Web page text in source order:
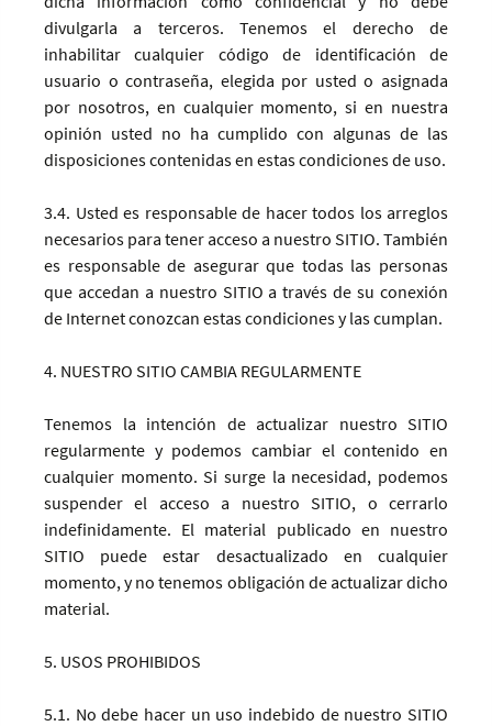
divulgarla a terceros. Tenemos el derecho de
inhabilitar cualquier código de identificación de
usuario o contraseña, elegida por usted o asignada
por nosotros, en cualquier momento, si en nuestra
opinión usted no ha cumplido con algunas de las
disposiciones contenidas en estas condiciones de uso.
3.4. Usted es responsable de hacer todos los arreglos
necesarios para tener acceso a nuestro SITIO. También
es responsable de asegurar que todas las personas
que accedan a nuestro SITIO a través de su conexión
de Internet conozcan estas condiciones y las cumplan.
4. NUESTRO SITIO CAMBIA REGULARMENTE
Tenemos la intención de actualizar nuestro SITIO
regularmente y podemos cambiar el contenido en
cualquier momento. Si surge la necesidad, podemos
suspender el acceso a nuestro SITIO, o cerrarlo
indefinidamente. El material publicado en nuestro
SITIO puede estar desactualizado en cualquier
momento, y no tenemos obligación de actualizar dicho
material.
5. USOS PROHIBIDOS
5.1. No debe hacer un uso indebido de nuestro SITIO